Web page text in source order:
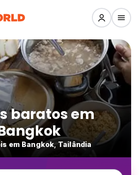
baratos em
em Bangkok, Tailândia